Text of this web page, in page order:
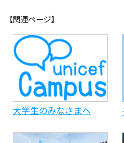
【関連ページ】
大学生のみなさまへ